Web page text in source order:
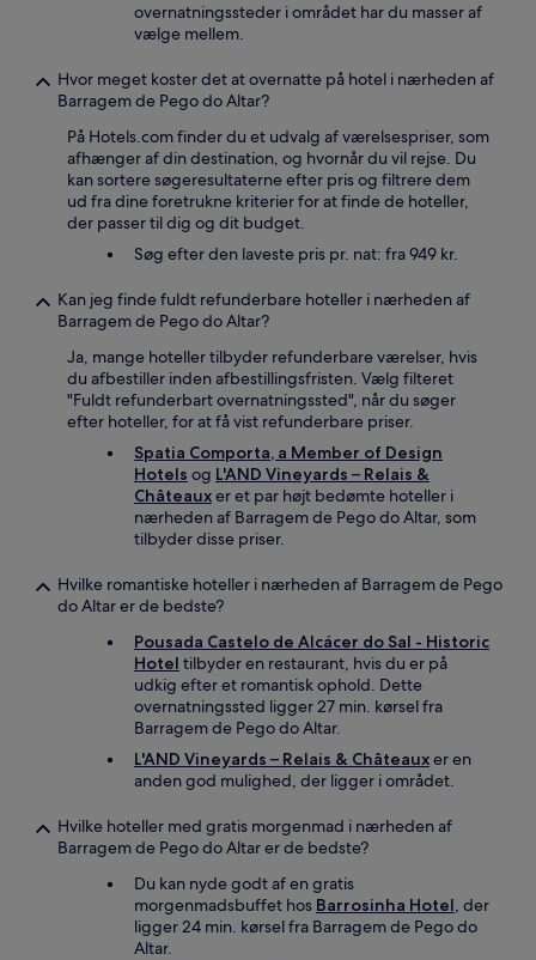
overnatningssteder i området har du masser af
vælge mellem.
Hvor meget koster det at overnatte på hotel i nærheden af
Barragem de Pego do Altar?
På Hotels.com finder du et udvalg af værelsespriser, som
afhænger af din destination, og hvornår du vil rejse. Du
kan sortere søgeresultaterne efter pris og filtrere dem
ud fra dine foretrukne kriterier for at finde de hoteller,
der passer til dig og dit budget.
Søg efter den laveste pris pr. nat: fra 949 kr.
Kan jeg finde fuldt refunderbare hoteller i nærheden af
Barragem de Pego do Altar?
Ja, mange hoteller tilbyder refunderbare værelser, hvis
du afbestiller inden afbestillingsfristen. Vælg filteret
"Fuldt refunderbart overnatningssted", når du søger
efter hoteller, for at få vist refunderbare priser.
Spatia Comporta, a Member of Design
Hotels og L'AND Vineyards – Relais &
Châteauxer et par højt bedømte hoteller i
nærheden af Barragem de Pego do Altar, som
tilbyder disse priser.
Hvilke romantiske hoteller i nærheden af Barragem de Pego
do Altar er de bedste?
Pousada Castelo de Alcácer do Sal - Historic
Hotel tilbyder en restaurant, hvis du er på
udkig efter et romantisk ophold. Dette
overnatningssted ligger 27 min. kørsel fra
Barragem de Pego do Altar.
L'AND Vineyards – Relais & Châteauxer en
anden god mulighed, der ligger i området.
Hvilke hoteller med gratis morgenmad i nærheden af
Barragem de Pego do Altar er de bedste?
Du kan nyde godt af en gratis
morgenmadsbuffet hos Barrosinha Hotel, der
ligger 24 min. kørsel fra Barragem de Pego do
Altar.